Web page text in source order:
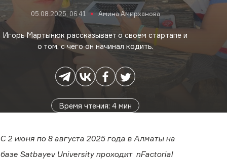
05.08.2025, 06:41 Амина Амирханова
Игорь Мартынюк рассказывает о своем стартапе и
о том, с чего он начинал кодить.
Время чтения: 4мин
С 2 июня по 8 августа 2025 года в Алматы на
базе Satbayev University проходит nFactorial